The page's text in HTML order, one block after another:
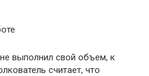
выполнил свой объем, к
считает, что